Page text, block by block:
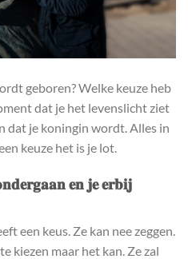
geboren? Welke keuze heb
dat je het levenslicht ziet
dat je koningin wordt. Alles in
keuze het is je lot.
𝐞𝐧 𝐣𝐞 𝐞𝐫𝐛𝐢𝐣
een keus. Ze kan nee zeggen.
kiezen maar het kan. Ze zal